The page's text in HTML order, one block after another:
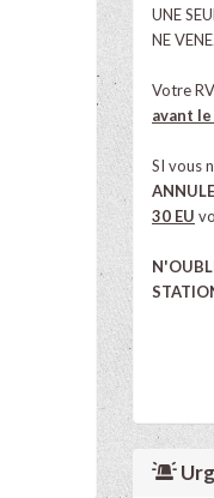
UNE
NE
Votre
avant le
SI vous
30 EU